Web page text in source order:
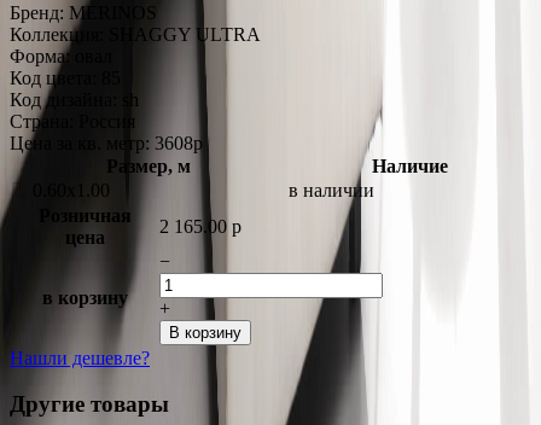
Бренд: MERINOS
Коллекция:
SHAGGY ULTRA
Форма:
Код цвета:
Код дизайна:
sh
Страна:
Россия
Цена за кв. метр: 3608p
Размер, м
Наличие
0.60x1.00
в наличии
Розничная
цена
2 165.00 p
в корзину
−
+
В корзину
Нашли дешевле?
Другие товары